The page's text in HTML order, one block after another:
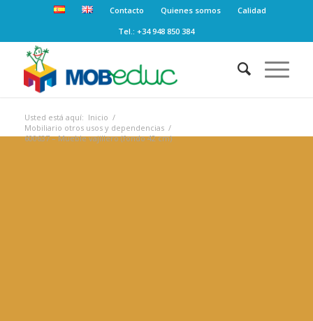
Contacto Quienes somos
Calidad
Tel.: +34 948 850 384
Usted está aquí: Inicio /
Mobiliario otros usos y dependencias /
600637 – Mueble vajillero (fondo 42 cm)